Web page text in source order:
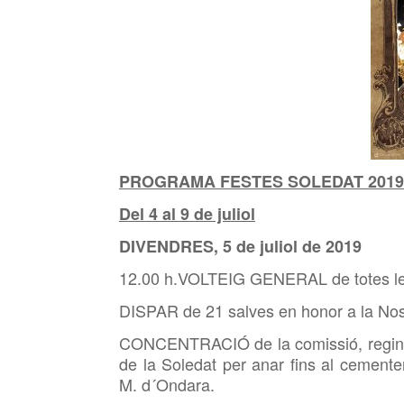
PROGRAMA FESTES SOLEDAT 2019
Del 4 al 9 de juliol
DIVENDRES, 5 de juliol de 2019
12.00 h.VOLTEIG GENERAL de totes
DISPAR de 21 salves en honor a la
CONCENTRACIÓ de la comissió,
de la Soledat per anar fins al
M. d´Ondara.